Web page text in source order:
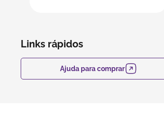
Links rápidos
Ajuda para comprar